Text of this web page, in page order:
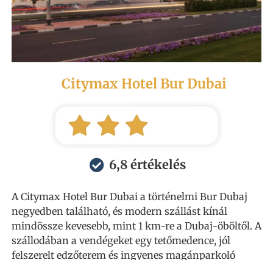
Citymax Hotel Bur Dubai
6,8 értékelés
A Citymax Hotel Bur Dubai a történelmi Bur Dubaj
negyedben található, és modern szállást kínál
mindössze kevesebb, mint 1 km-re a Dubaj-öböltől. A
szállodában a vendégeket egy tetőmedence, jól
felszerelt edzőterem és ingyenes magánparkoló